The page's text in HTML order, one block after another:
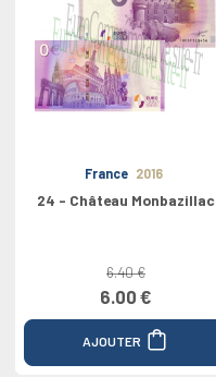
France 2016
24 - Château Monbazillac
6.40 €
6.00 €
AJOUTER